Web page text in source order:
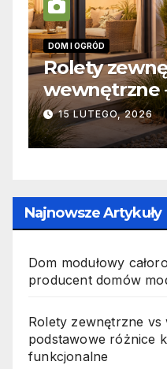
vs
– podstawowe
i
Najnowsze Artykuły
Dom modułowy
producent domów
Rolety zewnętrzne vs
podstawowe różnice
funkcjonalne